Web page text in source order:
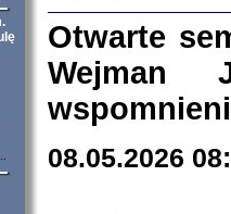
Otwarte
Wejman
08.05.2026